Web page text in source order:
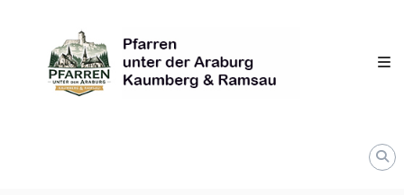
content
unter
derAraburg
Kaumberg